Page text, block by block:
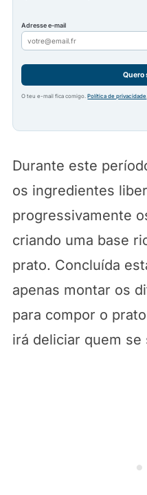
Adresse e-mail
Quero
O teu e-mail fica comigo.Política de privacidade
Durante este
os ingredientes
progressivamente
criando uma base
prato. Concluída
apenas montar os
para compor o
irá deliciar quem se